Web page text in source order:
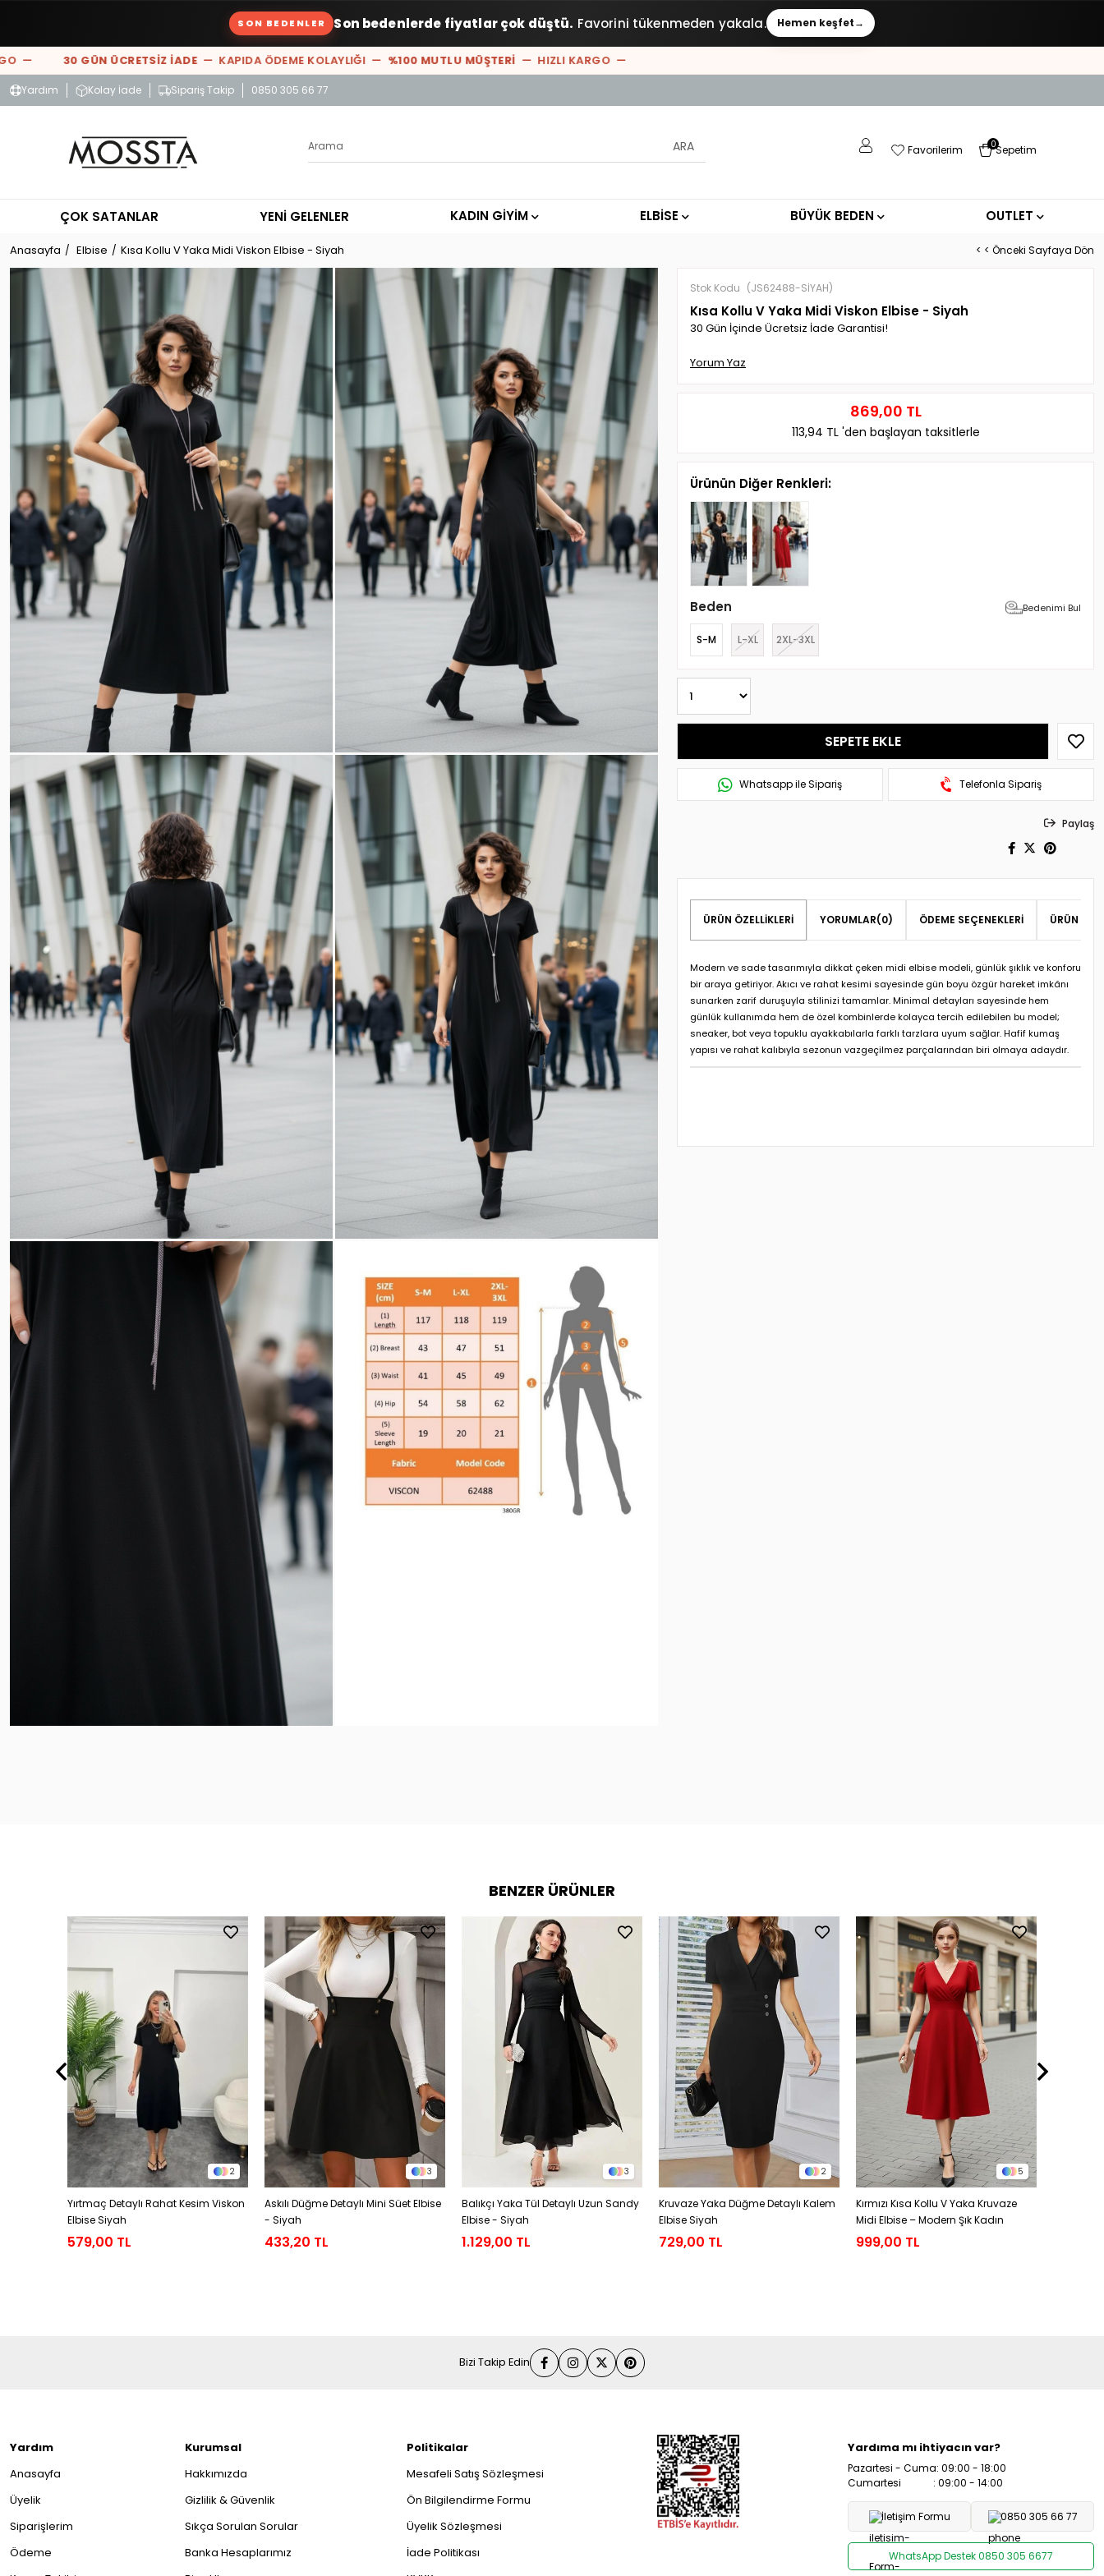
SON BEDENLER Son bedenlerde fiyatlar çok düştü. Favorini tükenmeden yakala. Hemen keşfet→
— 30 GÜN ÜCRETSİZ İADE— KAPIDA ÖDEME KOLAYLIĞI —%100 MUTLU MÜŞTERİ— HIZLI KARGO —
Yardım Kolay İade Sipariş Takip 0850 305 66 77
Sepetim
0
Favorilerim
ÇOK SATANLAR YENİ GELENLER KADIN GİYİM ELBİSE BÜYÜK BEDEN OUTLET
Anasayfa Elbise Kısa Kollu V Yaka Midi Viskon Elbise - Siyah < < Önceki Sayfaya Dön
Stok Kodu (JS62488-SİYAH)
Kısa Kollu V Yaka Midi Viskon Elbise - Siyah
30 Gün İçinde Ücretsiz İade Garantisi!
Yorum Yaz
869,00 TL
113,94 TL 'den başlayan taksitlerle
Ürünün Diğer Renkleri:
Beden Bedenimi Bul
S-M L-XL 2XL-3XL
Whatsapp ile Sipariş Telefonla Sipariş
Paylaş
ÜRÜN ÖZELLIKLERI YORUMLAR(0) ÖDEME SEÇENEKLERI ÜRÜN
Modern ve sade tasarımıyla dikkat çeken midi elbise modeli, günlük şıklık ve konforu
bir araya getiriyor. Akıcı ve rahat kesimi sayesinde gün boyu özgür hareket imkânı
sunarken zarif duruşuyla stilinizi tamamlar. Minimal detayları sayesinde hem
günlük kullanımda hem de özel kombinlerde kolayca tercih edilebilen bu model;
sneaker, bot veya topuklu ayakkabılarla farklı tarzlara uyum sağlar. Hafif kumaş
yapısı ve rahat kalıbıyla sezonun vazgeçilmez parçalarından biri olmaya adaydır.
BENZER ÜRÜNLER
2
Yırtmaç Detaylı Rahat Kesim Viskon
Elbise Siyah
579,00 TL
3
Askılı Düğme Detaylı Mini Süet Elbise
- Siyah
433,20 TL
3
Balıkçı Yaka Tül Detaylı Uzun Sandy
Elbise - Siyah
1.129,00 TL
2
Kruvaze Yaka Düğme Detaylı Kalem
Elbise Siyah
729,00 TL
5
Kırmızı Kısa Kollu V Yaka Kruvaze
Midi Elbise – Modern Şık Kadın
Elbisesi
999,00 TL
Bizi Takip Edin
Yardım
Anasayfa
Üyelik
Siparişlerim
Ödeme
Kurumsal
Hakkımızda
Gizlilik & Güvenlik
Sıkça Sorulan Sorular
Banka Hesaplarımız
Politikalar
Mesafeli Satış Sözleşmesi
Ön Bilgilendirme Formu
Üyelik Sözleşmesi
İade Politikası
Yardıma mı ihtiyacın var?
Pazartesi - Cuma: 09:00 - 18:00
Cumartesi : 09:00 - 14:00
İletişim Formu 0850 305 66 77
WhatsApp Destek 0850 305 6677